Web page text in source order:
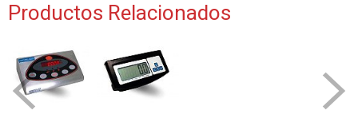
Productos Relacionados